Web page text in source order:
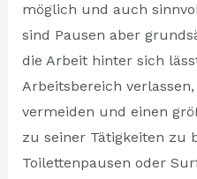
möglich und auch
sind Pausen aber
die Arbeit hinter sich
Arbeitsbereich
vermeiden und einen
zu seiner Tätigkeiten zu
Toilettenpausen oder